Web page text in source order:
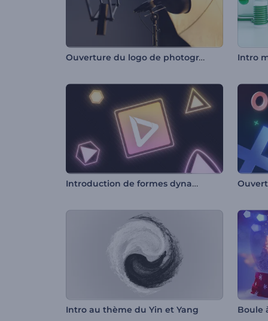
Ouverture du logo de photographe Intro
Introduction de formes dynamiques néon
Intro au thème du Yin et Yang Boule